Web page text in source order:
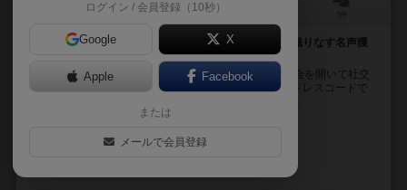
60～120分
ドレスを仕立てて舞踏会を盛り上げよう！紳士淑女が織りなす名声獲
ルイ15世がフランスを支配していた時代。多くの舞踏会を開いて社交
界を盛り上げていました。その際、上品で煌びやかなドレスコードで
身を纏った重要人物たちが、我先にと目立とうとして...
ミヒャエル・メンツェル（Michael Menzel）
アークライト（Arclight）
ログイン / 会員登録（10秒）
Google X
Apple Facebook
または
メールで会員登録